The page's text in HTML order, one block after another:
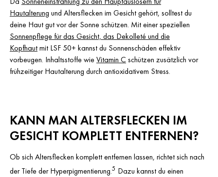
Hautalterung und Altersflecken im Gesicht gehört, solltest du
deine Haut gut vor der Sonne schützen. Mit einer speziellen
Sonnenpflege für das Gesicht, das Dekolleté und die
Kopfhautmit LSF 50+ kannst du Sonnenschäden effektiv
vorbeugen. Inhaltsstoffe wieVitamin C schützen zusätzlich vor
frühzeitiger Hautalterung durch antioxidativem Stress.
KANN MAN ALTERSFLECKEN IM
GESICHT KOMPLETT ENTFERNEN?
Ob sich Altersflecken komplett entfernen lassen, richtet sich nach
der Tiefe der Hyperpigmentierung.5 Dazu kannst du einen